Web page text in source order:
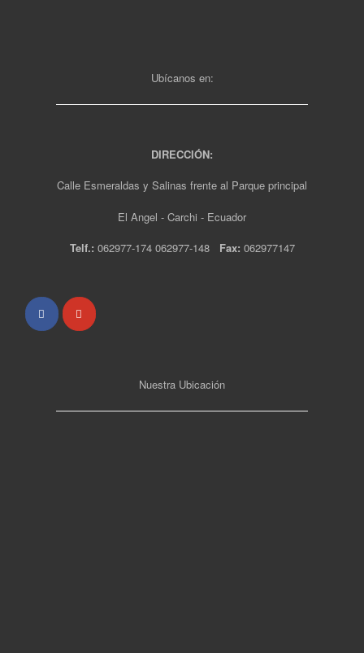
Ubícanos en:
DIRECCIÓN:
Calle Esmeraldas y Salinas frente al Parque principal
El Angel - Carchi - Ecuador
Telf.: 062977-174 062977-148 Fax: 062977147
Nuestra Ubicación